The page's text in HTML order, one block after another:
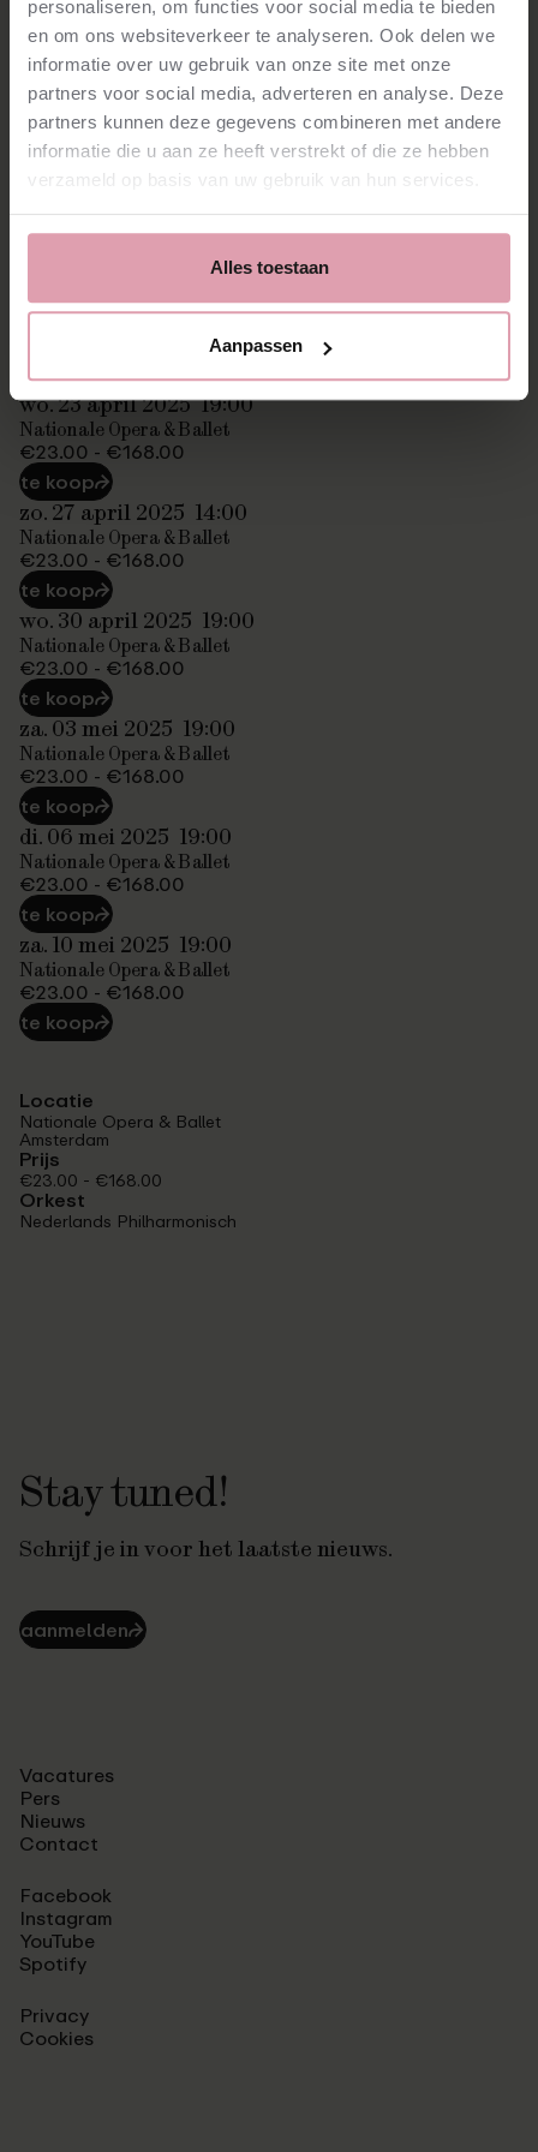
personaliseren, om functies voor social media te bieden
en om ons websiteverkeer te analyseren. Ook delen we
informatie over uw gebruik van onze site met onze
partners voor social media, adverteren en analyse. Deze
partners kunnen deze gegevens combineren met andere
informatie die u aan ze heeft verstrekt of die ze hebben
verzameld op basis van uw gebruik van hun services.
Alles toestaan
Aanpassen
Barak der FärberJosef Wagner
Sein Weib (Die Färberin)Aušrinė Stundytė
GeisterboteSam Carl
Nederlands Philharmonisch
Instudering Koor
Nieuw Amsterdams Kinderkoor (onderdeel van Nieuw
Vocaal Amsterdam)
wo. 23 april 202519:00
Nationale Opera & Ballet
€23.00 - €168.00
te koop⮫
zo. 27 april 2025 14:00
Nationale Opera & Ballet
€23.00 - €168.00
te koop⮫
wo. 30 april 2025 19:00
Nationale Opera & Ballet
€23.00 - €168.00
te koop⮫
za. 03 mei 2025 19:00
Nationale Opera & Ballet
€23.00 - €168.00
te koop⮫
di. 06 mei 2025 19:00
Nationale Opera & Ballet
€23.00 - €168.00
te koop⮫
za. 10 mei 2025 19:00
Nationale Opera & Ballet
€23.00 - €168.00
te koop⮫
Locatie
Nationale Opera & Ballet
Amsterdam
Prijs
€23.00 - €168.00
Orkest
Nederlands Philharmonisch
Stay tuned!
Schrijf je in voor het laatste nieuws.
aanmelden⮫
Vacatures
Pers
Nieuws
Contact
Facebook
Instagram
YouTube
Spotify
Privacy
Cookies